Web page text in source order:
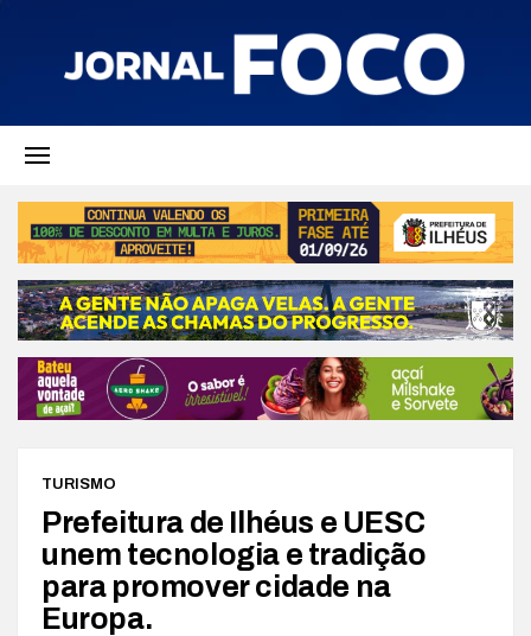
TURISMO
Prefeitura de Ilhéus e UESC
unem tecnologia e tradição
para promover cidade na
Europa.